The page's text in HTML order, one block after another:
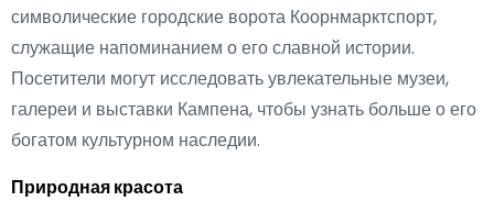
символические городские ворота Коорнмарктспорт,
служащие напоминанием о его славной истории.
Посетители могут исследовать увлекательные музеи,
галереи и выставки Кампена, чтобы узнать больше о его
богатом культурном наследии.
Природная красота